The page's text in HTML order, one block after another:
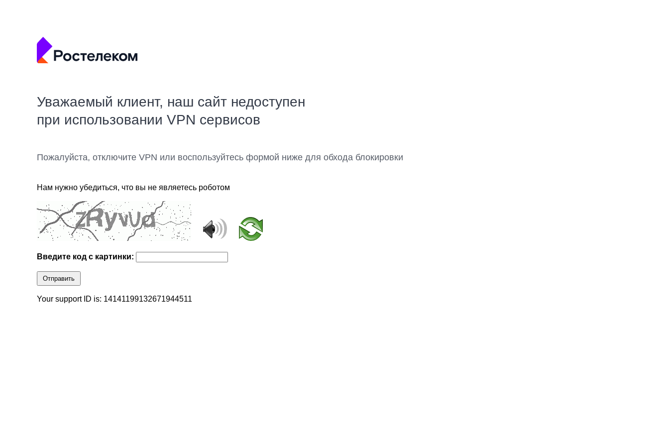
Уважаемый клиент, наш сайт недоступен
при использовании VPN сервисов
Пожалуйста, отключите VPN или воспользуйтесь формой ниже для обхода блокировки
Нам нужно убедиться, что вы не являетесь роботом
Введите код с картинки:
Отправить
Your support ID is: 14141199132671944511